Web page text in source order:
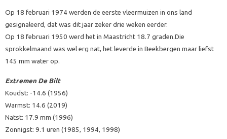
Op 18 februari 1974 werden de eerste vleermuizen in ons land
gesignaleerd, dat was dit jaar zeker drie weken eerder.
Op 18 februari 1950 werd het in Maastricht 18.7 graden.Die
sprokkelmaand was wel erg nat, het leverde in Beekbergen maar liefst
145 mm water op.
Extremen De Bilt
Koudst: -14.6 (1956)
Warmst: 14.6 (2019)
Natst: 17.9 mm (1996)
Zonnigst: 9.1 uren (1985, 1994, 1998)